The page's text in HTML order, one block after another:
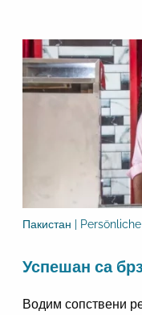
Пакистан |
Успешан са
Водим сопствени